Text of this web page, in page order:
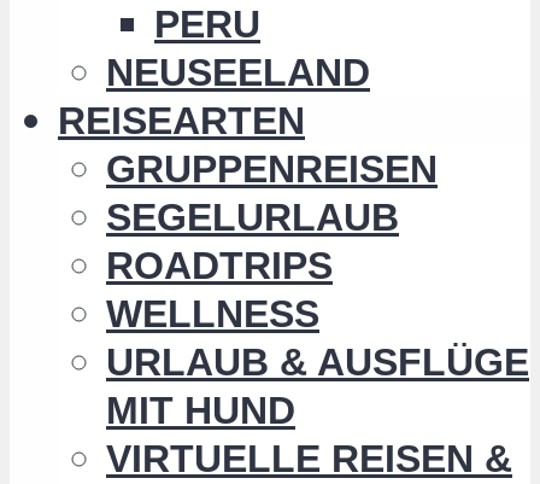
PERU
NEUSEELAND
REISEARTEN
GRUPPENREISEN
SEGELURLAUB
ROADTRIPS
WELLNESS
URLAUB & AUSFLÜGE
MIT HUND
VIRTUELLE REISEN &